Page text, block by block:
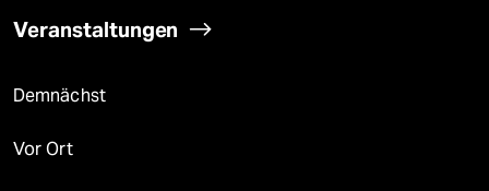
Veranstaltungen
Demnächst
Vor Ort